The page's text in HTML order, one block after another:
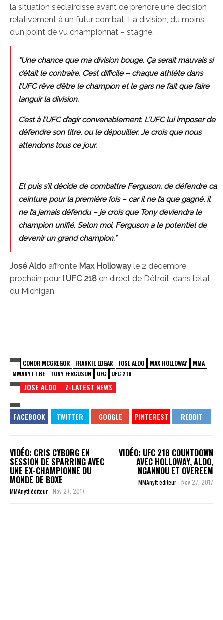
la situation s’éclaircisse avant de prendre une décision
relativement à un futur combat. La division, du moins
d’un point de vu championnat – stagne.
“Une chance que ma division bouge. Ça serait mauvais si
c’était le contraire. C’est difficile – chaque athlète dans
l’UFC rêve d’être le champion et le gars ne fait que faire
languir la division.
C’est à l’UFC d’agir convenablement. L’UFC lui imposer de
défendre son titre, ou le dépouiller. Je crois que nous
attendons tous ce jour.
Et puis s’il décide de combattre Ferguson, de défendre ca
ceinture pour la première fois – car il ne l’a que gagné, il
ne l’a jamais défendu – je crois que Tony deviendra le
champion unifié. Selon moi, Ferguson a le potentiel de
devenir un grand champion.”
José Aldo affronte Max Hollowayle 2 décembre
prochain pour l’UFC 218 en direct de Détroit, dans l’état
du Michigan.
CONOR MCGREGOR FRANKIE EDGAR JOSE ALDO MAX HOLLOWAY
MMA
MMANYTT.BE
TONY FERGUSON UFC UFC 218
JOSE ALDO Z-LATEST NEWS
VIDÉO: CRIS CYBORG EN
SESSION DE SPARRING AVEC
UNE EX-CHAMPIONNE DU
MONDE DE BOXE
MMAnytt éditeur- Nov 27, 2017
VIDÉO: UFC 218 COUNTDOWN
AVEC HOLLOWAY, ALDO,
NGANNOU ET OVEREEM
MMAnytt éditeur- Nov 27, 2017